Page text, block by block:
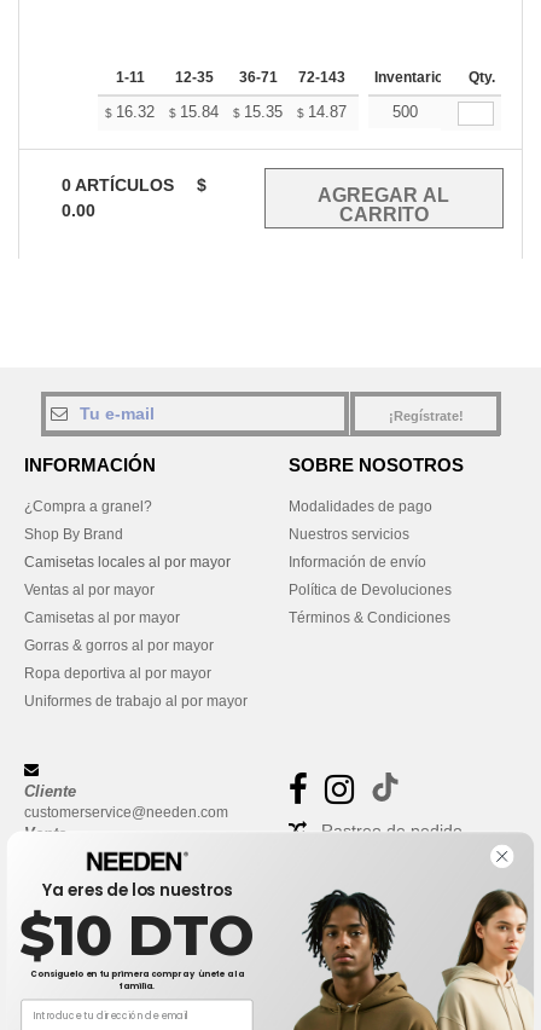
1-11 12-35 36-71 72-143 144-287 288 +
Inventario Qty.
$ 16.32 $ 15.84 $ 15.35 $ 14.87 14.39
500
0ARTÍCULOS
$
0.00
¡Regístrate!
INFORMACIÓN
¿Compra a granel?
Shop By Brand
Camisetas locales al por mayor
Ventas al por mayor
Camisetas al por mayor
Gorras & gorros al por mayor
Ropa deportiva al por mayor
Uniformes de trabajo al por mayor
SOBRE NOSOTROS
Modalidades de pago
Nuestros servicios
Información de envío
Política de Devoluciones
Términos & Condiciones
Cliente
customerservice@needen.com
Venta
sales@needen.com
Rastreo de pedido
Ya eres de los nuestros
$10 DTO
Consíguelo en tu primera compra y únete a la
familia.